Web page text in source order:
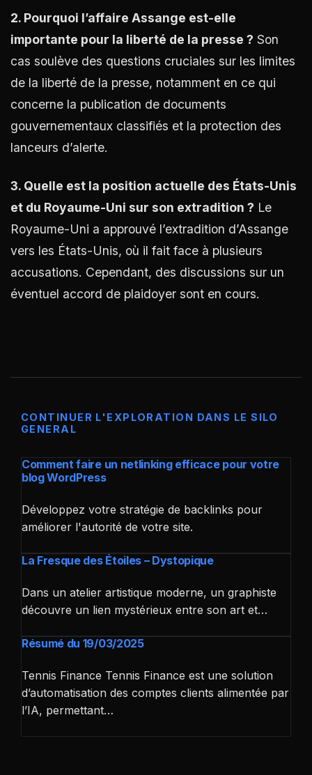
2. Pourquoi l’affaire Assange est-elle
importante pour la liberté de la presse ? Son
cas soulève des questions cruciales sur les limites
de la liberté de la presse, notamment en ce qui
concerne la publication de documents
gouvernementaux classifiés et la protection des
lanceurs d’alerte​​.
3. Quelle est la position actuelle des États-Unis
et du Royaume-Uni sur son extradition ? Le
Royaume-Uni a approuvé l’extradition d’Assange
vers les États-Unis, où il fait face à plusieurs
accusations. Cependant, des discussions sur un
éventuel accord de plaidoyer sont en cours​​.
CONTINUER L'EXPLORATION DANS LE SILO
GENERAL
Comment faire un netlinking efficace pour votre
blog WordPress
Développez votre stratégie de backlinks pour
améliorer l'autorité de votre site.
La Fresque des Étoiles – Dystopique
Dans un atelier artistique moderne, un graphiste
découvre un lien mystérieux entre son art et…
Résumé du 19/03/2025
Tennis Finance Tennis Finance est une solution
d’automatisation des comptes clients alimentée par
l’IA, permettant…